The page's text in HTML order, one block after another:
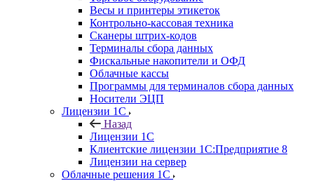
Весы и принтеры этикеток
Контрольно-кассовая техника
Сканеры штрих-кодов
Терминалы сбора данных
Фискальные накопители и ОФД
Облачные кассы
Программы для терминалов сбора данных
Носители ЭЦП
Лицензии 1С
Назад
Лицензии 1С
Клиентские лицензии 1С:Предприятие 8
Лицензии на сервер
Облачные решения 1С